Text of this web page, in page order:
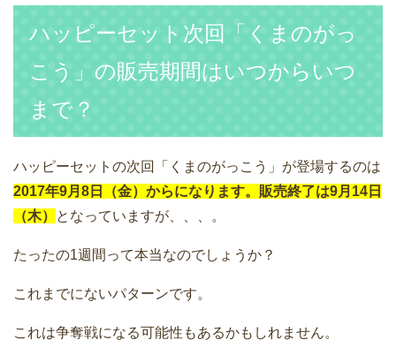
ハッピーセット次回「くまのがっ
こう」の販売期間はいつからいつ
まで？
ハッピーセットの次回「くまのがっこう」が登場するのは
2017年9月8日（金）からになります。販売終了は9月14日
（木）
となっていますが、、、。
たったの1週間って本当なのでしょうか？
これまでにないパターンです。
これは争奪戦になる可能性もあるかもしれません。